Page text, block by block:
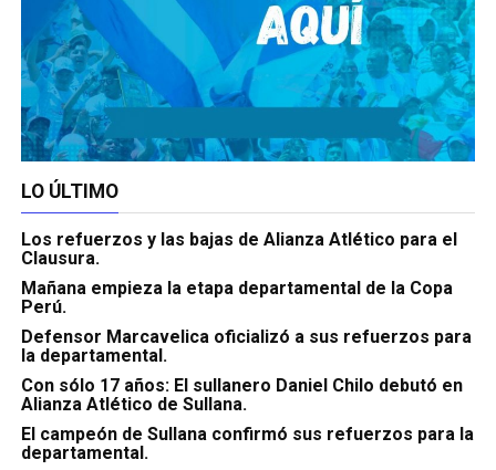
LO ÚLTIMO
Los refuerzos y las bajas de Alianza Atlético para el
Clausura.
Mañana empieza la etapa departamental de la Copa
Perú.
Defensor Marcavelica oficializó a sus refuerzos para
la departamental.
Con sólo 17 años: El sullanero Daniel Chilo debutó en
Alianza Atlético de Sullana.
El campeón de Sullana confirmó sus refuerzos para la
departamental.